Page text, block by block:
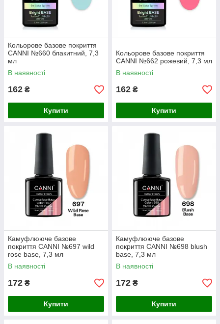
Кольорове базове покриття
CANNI №660 блакитний, 7,3
мл
В наявності
162 ₴
Купити
Кольорове базове покриття
CANNI №662 рожевий, 7,3 мл
В наявності
162 ₴
Купити
Камуфлююче базове
покриття CANNI №697 wild
rose base, 7,3 мл
В наявності
172 ₴
Купити
Камуфлююче базове
покриття CANNI №698 blush
base, 7,3 мл
В наявності
172 ₴
Купити